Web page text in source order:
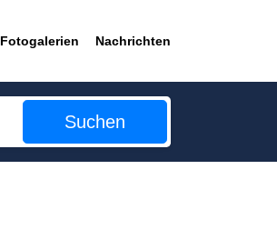
Fotogalerien Nachrichten
Suchen